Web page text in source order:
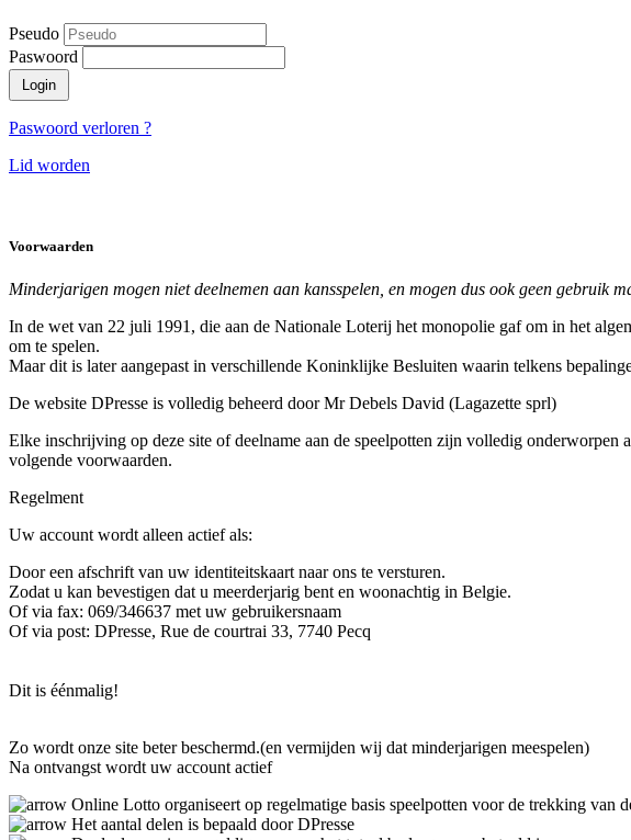
Pseudo
Paswoord
Login
Paswoord verloren ?
Lid worden
Voorwaarden
Minderjarigen mogen niet deelnemen aan kansspelen, en mogen dus ook geen gebruik
In de wet van 22 juli 1991, die aan de Nationale Loterij het monopolie gaf om in het
om te spelen.
Maar dit is later aangepast in verschillende Koninklijke Besluiten waarin telkens
De website DPresse is volledig beheerd door Mr Debels David (Lagazette sprl)
Elke inschrijving op deze site of deelname aan de speelpotten zijn volledig onderworpen
volgende voorwaarden.
Regelment
Uw account wordt alleen actief als:
Door een afschrift van uw identiteitskaart naar ons te versturen.
Zodat u kan bevestigen dat u meerderjarig bent en woonachtig in Belgie.
Of via fax: 069/346637 met uw gebruikersnaam
Of via post: DPresse, Rue de courtrai 33, 7740 Pecq
Dit is éénmalig!
Zo wordt onze site beter beschermd.(en vermijden wij dat minderjarigen meespelen)
Na ontvangst wordt uw account actief
Online Lotto organiseert op regelmatige basis speelpotten voor de trekking van
Het aantal delen is bepaald door DPresse